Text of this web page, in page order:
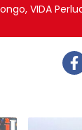
VIDA